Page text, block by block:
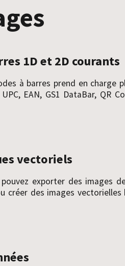
1D et 2D courants
à barres prend en charge
EAN, GS1 DataBar, QR
vectoriels
exporter des images
créer des images